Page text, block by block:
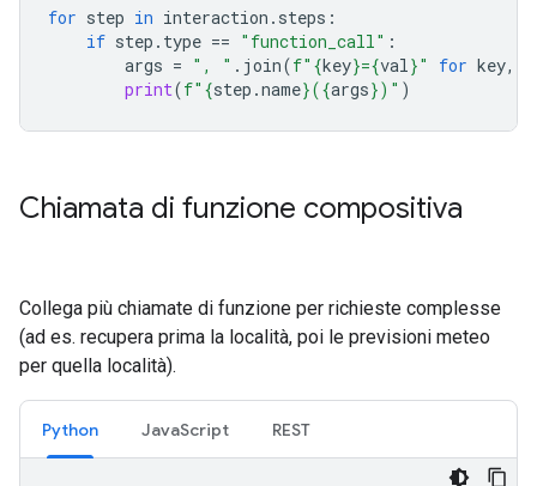
for step in interaction . steps :
if step . type == "function_call" :
args = ", " . join(f" {key}={val}" for key,
print(f" {step .name}({args})" )
Chiamata di funzione compositiva
Collega più chiamate di funzione per richieste complesse
(ad es. recupera prima la località, poi le previsioni meteo
per quella località).
Python JavaScript REST